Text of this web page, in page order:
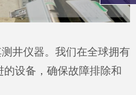
井仪器。我们在全球拥有
设备，确保故障排除和